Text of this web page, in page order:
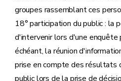
groupes rassemblant ces
18° participation du public : la
d'intervenir lors d'une enquête
échéant, la réunion
prise en compte des résultats
public lors de la prise de